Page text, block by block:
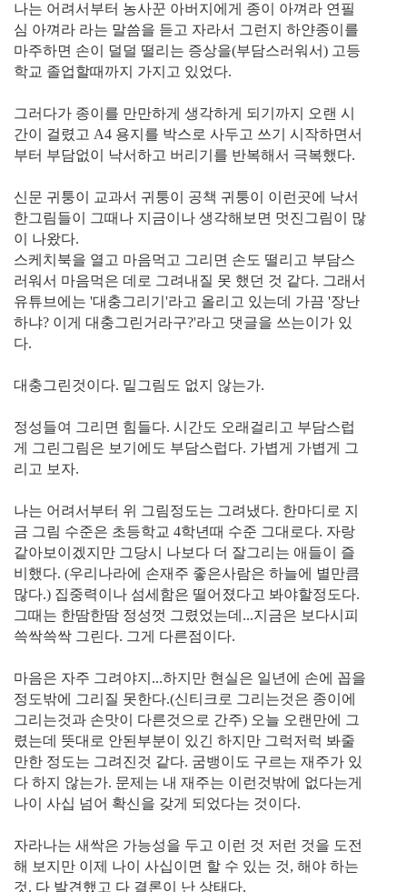
나는 어려서부터 농사꾼 아버지에게 종이 아껴라 연필
심 아껴라 라는 말씀을 듣고 자라서 그런지 하얀종이를
마주하면 손이 덜덜 떨리는 증상을(부담스러워서) 고등
학교 졸업할때까지 가지고 있었다.
그러다가 종이를 만만하게 생각하게 되기까지 오랜 시
간이 걸렸고 A4 용지를 박스로 사두고 쓰기 시작하면서
부터 부담없이 낙서하고 버리기를 반복해서 극복했다.
신문 귀퉁이 교과서 귀퉁이 공책 귀퉁이 이런곳에 낙서
한그림들이 그때나 지금이나 생각해보면 멋진그림이 많
이 나왔다.
스케치북을 열고 마음먹고 그리면 손도 떨리고 부담스
러워서 마음먹은 데로 그려내질 못 했던 것 같다. 그래서
유튜브에는 '대충그리기'라고 올리고 있는데 가끔 '장난
하냐? 이게 대충그린거라구?'라고 댓글을 쓰는이가 있
다.
대충그린것이다. 밑그림도 없지 않는가.
정성들여 그리면 힘들다. 시간도 오래걸리고 부담스럽
게 그린그림은 보기에도 부담스럽다. 가볍게 가볍게 그
리고 보자.
나는 어려서부터 위 그림정도는 그려냈다. 한마디로 지
금 그림 수준은 초등학교 4학년때 수준 그대로다. 자랑
같아보이겠지만 그당시 나보다 더 잘그리는 애들이 즐
비했다. (우리나라에 손재주 좋은사람은 하늘에 별만큼
많다.) 집중력이나 섬세함은 떨어졌다고 봐야할정도다.
그때는 한땀한땀 정성껏 그렸었는데...지금은 보다시피
쓱싹쓱싹 그린다. 그게 다른점이다.
마음은 자주 그려야지...하지만 현실은 일년에 손에 꼽을
정도밖에 그리질 못한다.(신티크로 그리는것은 종이에
그리는것과 손맛이 다른것으로 간주) 오늘 오랜만에 그
렸는데 뜻대로 안된부분이 있긴 하지만 그럭저럭 봐줄
만한 정도는 그려진것 같다. 굼뱅이도 구르는 재주가 있
다 하지 않는가. 문제는 내 재주는 이런것밖에 없다는게
나이 사십 넘어 확신을 갖게 되었다는 것이다.
자라나는 새싹은 가능성을 두고 이런 것 저런 것을 도전
해 보지만 이제 나이 사십이면 할 수 있는 것, 해야 하는
것. 다 발견했고 다 결론이 난 상태다.